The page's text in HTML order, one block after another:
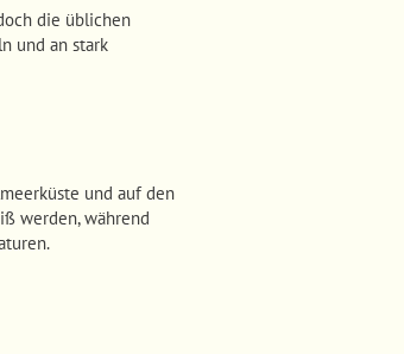
die üblichen
und an stark
und auf den
werden, während